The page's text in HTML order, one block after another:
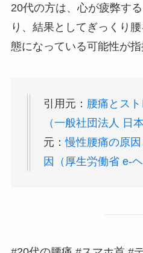
20代の方は、心が疲弊す
り、結果としてぎっくり
態になっている可能性が指
引用元： 腰痛とス
（一般社団法人 日
元：慢性腰痛の原
因（厚生労働省 e-